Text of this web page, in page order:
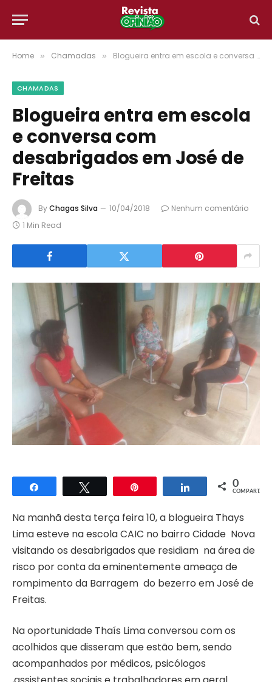
Home » Chamadas » Blogueira entra em escola e conversa com desabrigados em José de Freitas
CHAMADAS
Blogueira entra em escola
e conversa com
desabrigados em José de
Freitas
ByChagas Silva 10/04/2018
Nenhum comentário
1 Min Read
Compartilhar Compartilhar
0
COMPART.
Na manhã desta terça feira 10, a blogueira Thays
Lima esteve na escola CAIC no bairro Cidade Nova
visitando os desabrigados que residiam na área de
risco por conta da eminentemente ameaça de
rompimento da Barragem do bezerro em José de
Freitas.
Na oportunidade Thaís Lima conversou com os
acolhidos que disseram que estão bem, sendo
acompanhados por médicos, psicólogos